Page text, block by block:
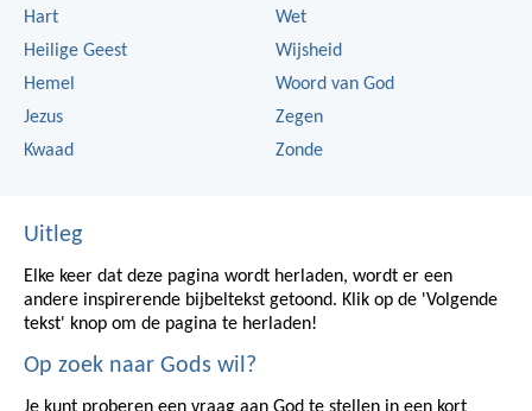
Hart
Heilige Geest
Hemel
Jezus
Kwaad
Wet
Wijsheid
Woord van God
Zegen
Zonde
Uitleg
Elke keer dat deze pagina wordt herladen, wordt er een
andere inspirerende bijbeltekst getoond. Klik op de 'Volgende
tekst' knop om de pagina te herladen!
Op zoek naar Gods wil?